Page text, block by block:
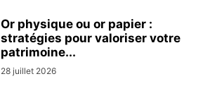
Or physique ou or papier :
stratégies pour valoriser votre
patrimoine...
28 juillet 2026